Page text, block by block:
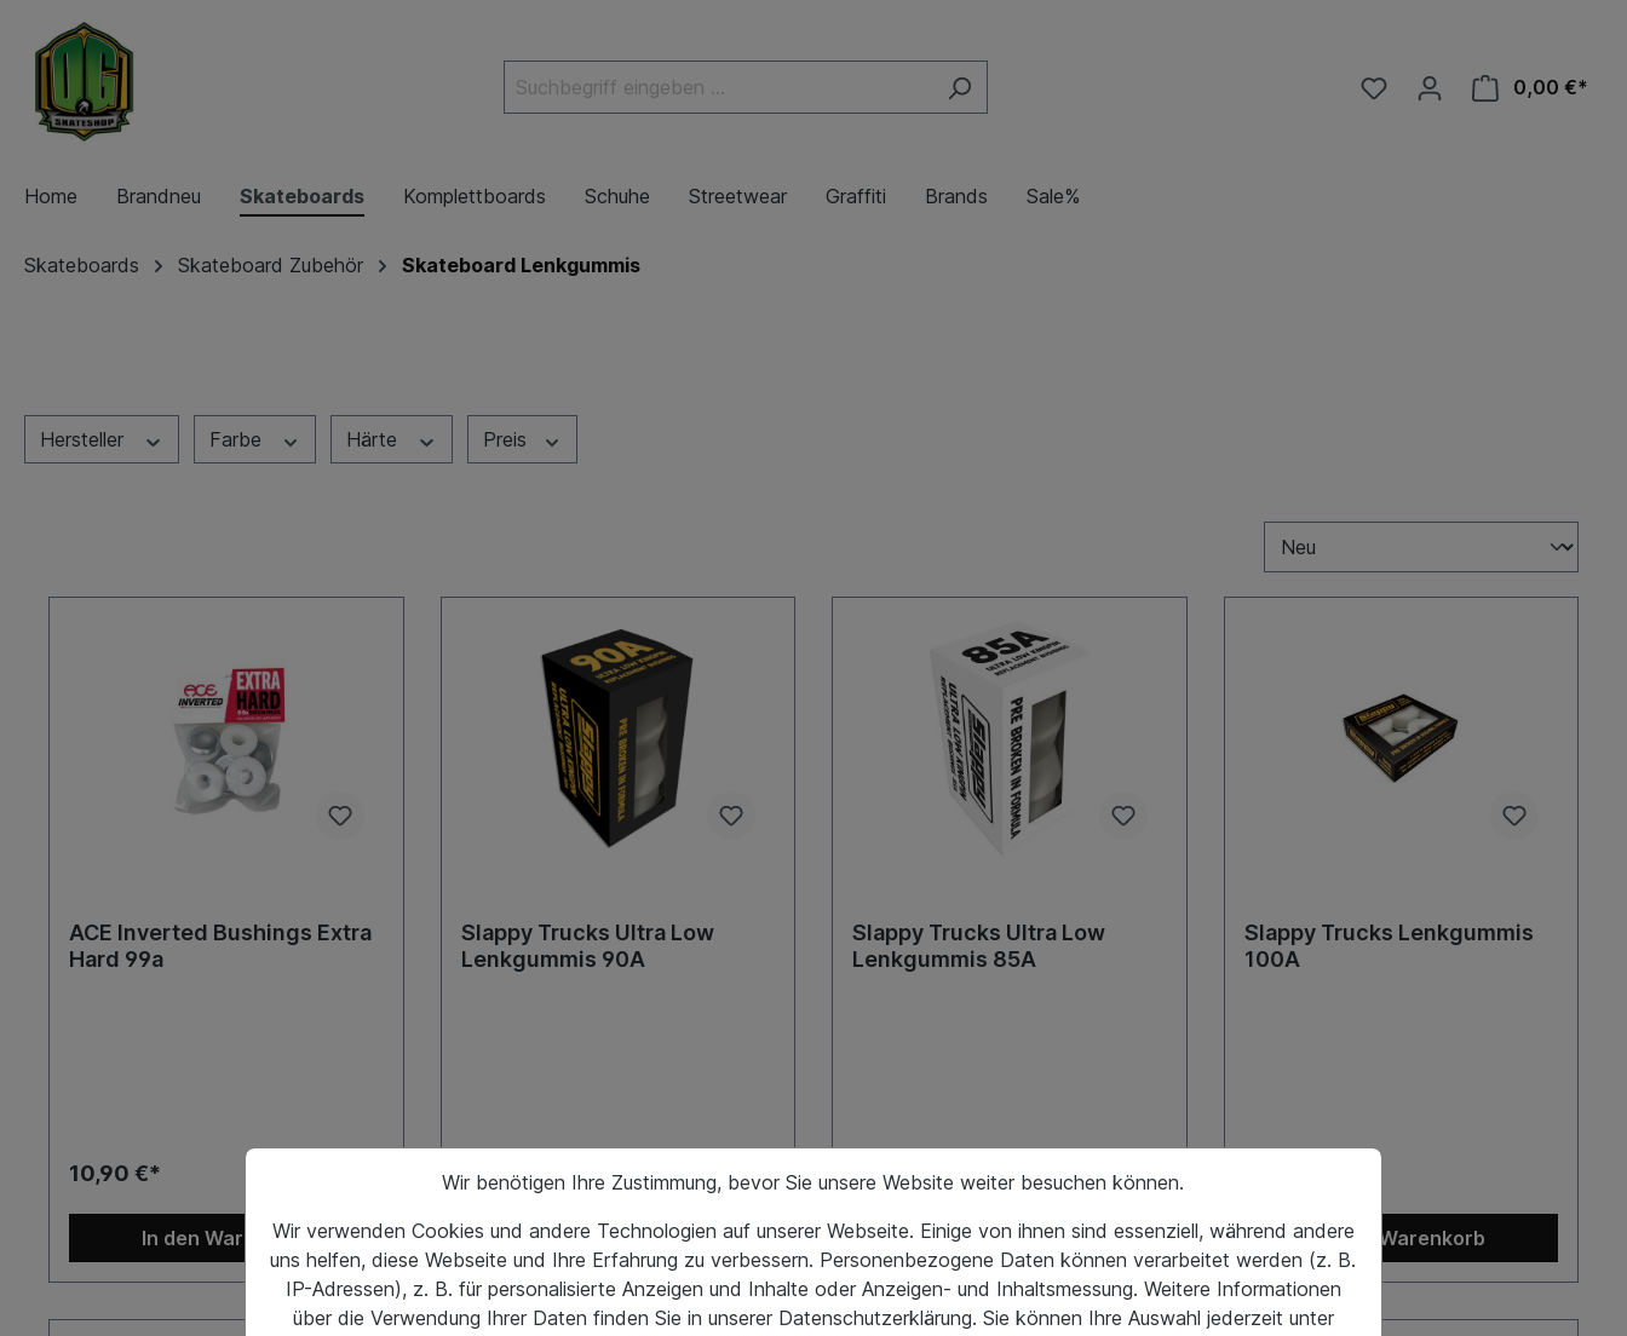
0,00 €*
Home Brandneu Skateboards Komplettboards Schuhe Streetwear Graffiti Brands Sale%
Skateboards Skateboard Zubehör Skateboard Lenkgummis
Hersteller Farbe Härte Preis
ACE Inverted Bushings Extra
Hard 99a
10,90 €*
In den Warenkorb
Slappy Trucks Ultra Low
Lenkgummis 90A
7,95 €*
In den Warenkorb
Slappy Trucks Ultra Low
Lenkgummis 85A
7,95 €*
In den Warenkorb
Slappy Trucks Lenkgummis
100A
In den Warenkorb
Wir benötigen Ihre Zustimmung, bevor Sie unsere Website weiter besuchen können.
Wir verwenden Cookies und andere Technologien auf unserer Webseite. Einige von ihnen sind essenziell, während andere
uns helfen, diese Webseite und Ihre Erfahrung zu verbessern. Personenbezogene Daten können verarbeitet werden (z. B.
IP-Adressen), z. B. für personalisierte Anzeigen und Inhalte oder Anzeigen- und Inhaltsmessung. Weitere Informationen
über die Verwendung Ihrer Daten finden Sie in unserer Datenschutzerklärung. Sie können Ihre Auswahl jederzeit unter